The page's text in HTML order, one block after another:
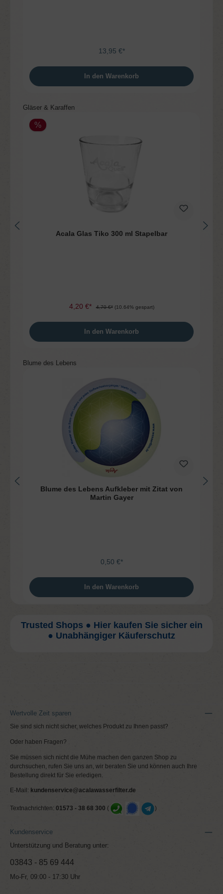
13,95 €*
In den Warenkorb
Produktgalerie überspringen
Gläser & Karaffen
%
Acala Glas Tiko 300 ml Stapelbar
4,20 €* 4,70 €* (10.64% gespart)
In den Warenkorb
Produktgalerie überspringen
Blume des Lebens
Blume des Lebens Aufkleber mit Zitat von
Martin Gayer
0,50 €*
In den Warenkorb
Trusted Shops ● Hier kaufen Sie sicher ein
● Unabhängiger Käuferschutz
Wertvolle Zeit sparen
Sie sind sich nicht sicher, welches Produkt zu Ihnen passt?
Oder haben Fragen?
Sie müssen sich nicht die Mühe machen den ganzen Shop zu
durchsuchen, rufen Sie uns an, wir beraten Sie und können auch Ihre
Bestellung direkt für Sie erledigen.
E-Mail: kundenservice@acalawasserfilter.de
Textnachrichten: 01573 - 38 68 300 ( )
Kundenservice
Unterstützung und Beratung unter:
03843 - 85 69 444
Mo-Fr, 09:00 - 17:30 Uhr